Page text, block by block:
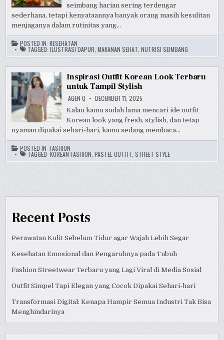
Recent Posts
Perawatan Kulit Sebelum Tidur agar Wajah Lebih Segar
Kesehatan Emosional dan Pengaruhnya pada Tubuh
Fashion Streetwear Terbaru yang Lagi Viral di Media Sosial
Outfit Simpel Tapi Elegan yang Cocok Dipakai Sehari-hari
Transformasi Digital: Kenapa Hampir Semua Industri Tak Bisa
Menghindarinya
seimbang harian sering terdengar
sederhana, tetapi kenyataannya banyak orang masih kesulitan
menjaganya dalam rutinitas yang…
POSTED IN:KESEHATAN
TAGGED:ILUSTRASI DAPUR ,MAKANAN SEHAT ,NUTRISI SEIMBANG
Inspirasi Outfit Korean Look Terbaru
untuk Tampil Stylish
AGEN Q DECEMBER 11, 2025
Kalau kamu sudah lama mencari ide outfit
Korean look yang fresh, stylish, dan tetap
nyaman dipakai sehari-hari, kamu sedang membaca…
POSTED IN:FASHION
TAGGED:KOREAN FASHION ,PASTEL OUTFIT ,STREET STYLE